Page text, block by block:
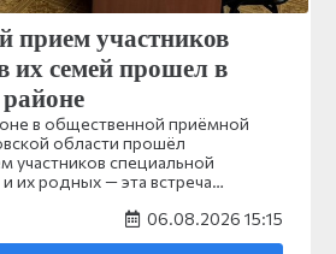
прием участников
их семей прошел в
в общественной приёмной
области прошёл
участников специальной
их родных — эта встреча…
06.08.2026 15:15